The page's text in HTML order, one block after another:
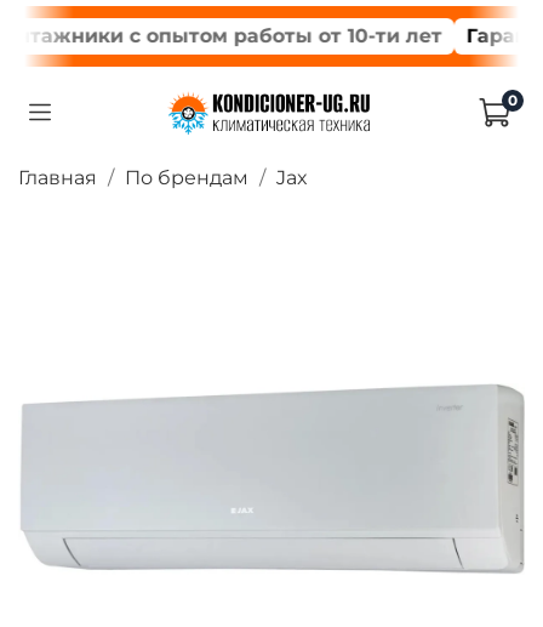
с опытом работы от 10-ти лет Гарантия
0
Главная По брендам Jax